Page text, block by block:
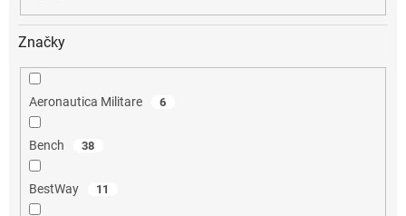
Značky
Aeronautica Militare 6
Bench 38
BestWay 11